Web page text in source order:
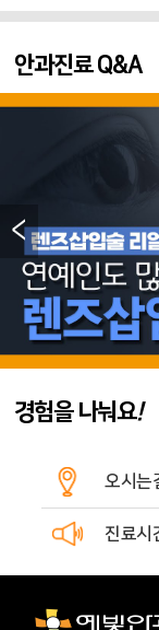
안과진료 Q&A
<
경험을 나눠요!
오시는
진료시